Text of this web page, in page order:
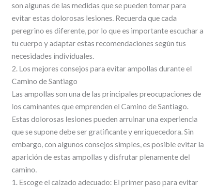
son algunas de las medidas que se pueden tomar para
evitar estas dolorosas lesiones. Recuerda que cada
peregrino es diferente, por lo que es importante escuchar a
tu cuerpo y adaptar estas recomendaciones según tus
necesidades individuales.
2. Los mejores consejos para evitar ampollas durante el
Camino de Santiago
Las ampollas son una de las principales preocupaciones de
los caminantes que emprenden el Camino de Santiago.
Estas dolorosas lesiones pueden arruinar una experiencia
que se supone debe ser gratificante y enriquecedora. Sin
embargo, con algunos consejos simples, es posible evitar la
aparición de estas ampollas y disfrutar plenamente del
camino.
1. Escoge el calzado adecuado: El primer paso para evitar